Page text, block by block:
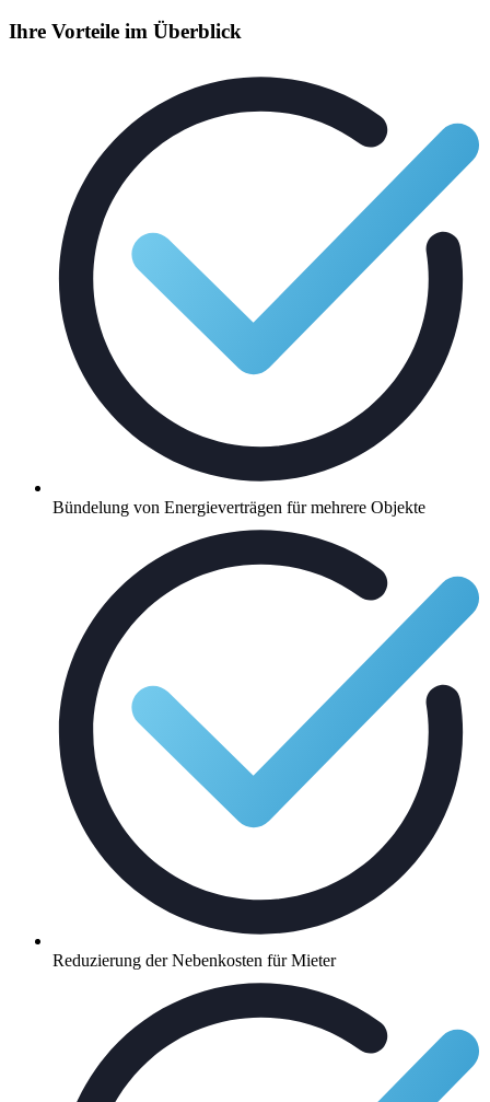
Ihre Vorteile im Überblick
Bündelung von Energieverträgen für mehrere Objekte
Reduzierung der Nebenkosten für Mieter